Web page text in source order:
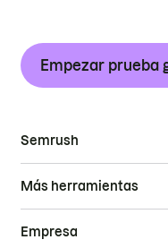
Empezar prueba
Semrush
Más herramientas
Empresa